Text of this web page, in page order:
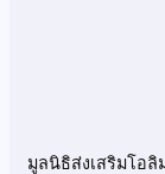
มูลนิธิส่งเสริมโอ